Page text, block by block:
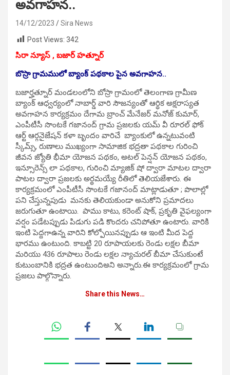
అవగాహన..
14/12/2023
Sira News
Post Views: 342
సిరా న్యూస్ , బజార్ హత్నూర్
బొస్రా గ్రామములో బ్యాంక్ పథకాల పైన అవగాహన..
బజార్హత్నూర్ మండలంలోని బోస్రా గ్రామంలో తెలంగాణ గ్రామీణ
బ్యాంక్ ఆధ్వర్యంలో నాబార్డ్ వారి సౌజన్యంతో ఆర్థిక అక్షరాస్యత
అవగాహన కార్యక్రమం దేగామ బ్రాంచ్ మేనేజర్ మనోజ్ కుమార్,
ఎంపీటీసీ సొంటకే గజానంద్ గ్రామ ప్రజలకు యమ్ వీ రూరల్ ఫోక్
ఆర్ట్ ఆర్గనైజేషన్ కళా బృందం వారిచే బ్యాంకులో ఉన్నటువంటి
స్కీమ్స్, రుణాలు ముఖ్యంగా సామాజిక భద్రతా పథకాల గురించి
జీవన జ్యోతి భీమా యోజన పథకం, అటల్ పెన్షన్ యోజన పథకం,
ఇన్సూరెన్స్ లా పథకాల, గురించి మ్యాజిక్ షో ద్వారా మాటల ద్వారా
పాటల ద్వారా ప్రజలకు అర్థమయ్యే రీతిలో తెలియజేశారు. ఈ
కార్యక్రమంలో ఎంపీటీసీ సొంటకే గజానంద్ మాట్లాడుతూ ; పొలాల్లో
పని చేస్తున్నపుడు మనకు తెలియకుండా అనుకోని ప్రమాదలు
జరుగుతూ ఉంటాయి. పాము కాటు, కరెంట్ షాక్, ప్రకృతి వైఫల్యంగా
వర్షం పడేటప్పుడు పిడుగు పడి కొందరు చనిపోతూ ఉంటారు. వారికి
ఇంటి పెద్దగాఉన్న వారిని కోల్పోయినప్పుడు ఆ ఇంటి మీద పెద్ద
భారము ఉంటుంది. కాబట్టి 20 రూపాయలకు రెండు లక్షల బీమా
మరియు 436 రూపాలు రెండు లక్షల న్యాచురల్ బీమా చేసుకుంటే
కుటుంబానికి భద్రత ఉంటుందిఅని అన్నారు.ఈ కార్యక్రమంలో గ్రామ
ప్రజలు పాల్గొన్నారు.
Share this News…